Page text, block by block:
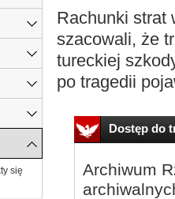
Rachunki strat
szacowali, że
tureckiej
po tragedii
Dostęp do
Archiwum
się